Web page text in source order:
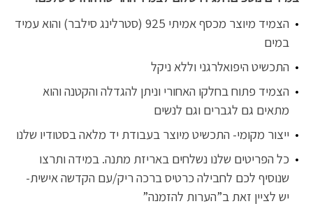
הצמיד מיוצר מכסף אמיתי 925 (סטרלינג סילבר) והוא עמיד
במים
התכשיט היפואלרגני וללא ניקל
הצמיד פתוח בחלקו האחורי וניתן להגדלה והקטנה והוא
מתאים גם לגברים וגם לנשים
ייצור מקומי- התכשיט מיוצר בעבודת יד מלאה בסטודיו שלנו
כל הפריטים שלנו נשלחים באריזת מתנה. במידה ותרצו
שנוסיף לכם לחבילה כרטיס ברכה ריק/עם הקדשה אישית-
יש לציין זאת ב”הערות להזמנה”